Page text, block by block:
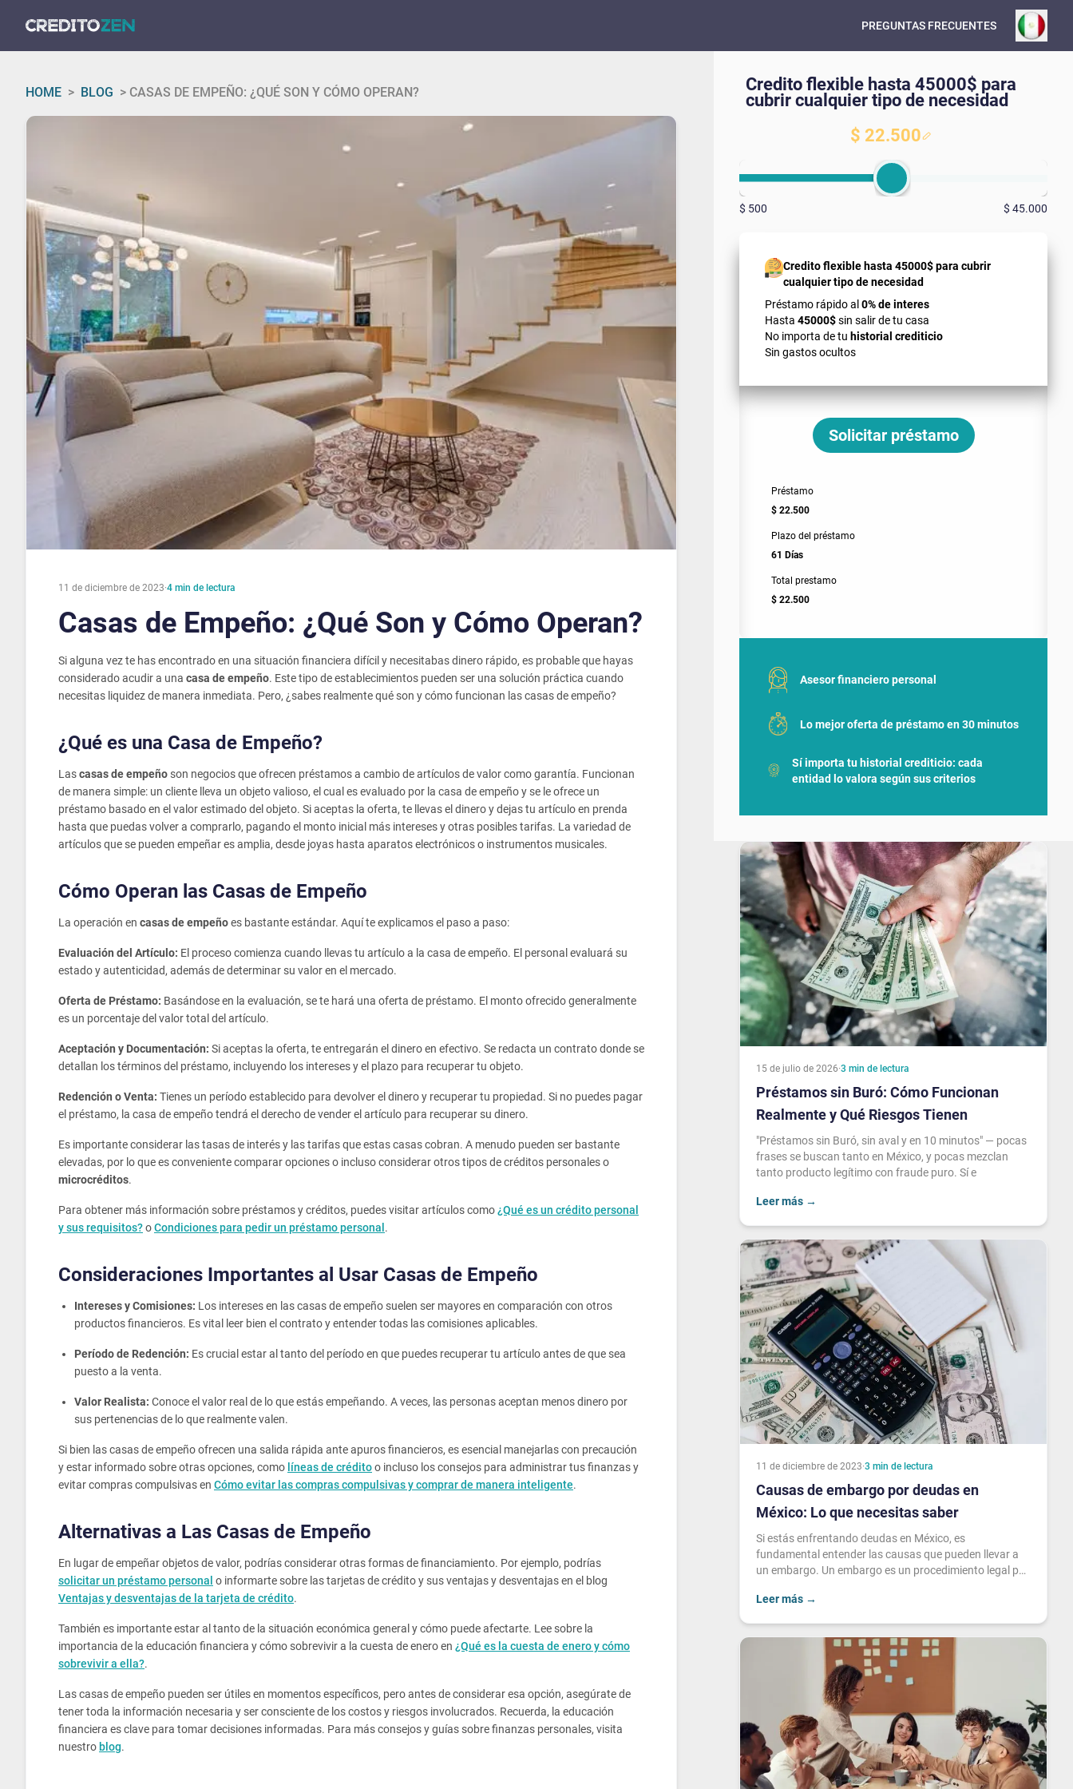
PREGUNTAS FRECUENTES
HOME > BLOG > CASAS DE EMPEÑO: ¿QUÉ SON Y CÓMO OPERAN?
11 de diciembre de 2023·4 min de lectura
Casas de Empeño: ¿Qué Son y Cómo Operan?
Si alguna vez te has encontrado en una situación financiera difícil y necesitabas dinero rápido, es probable que hayas
considerado acudir a una casa de empeño. Este tipo de establecimientos pueden ser una solución práctica cuando
necesitas liquidez de manera inmediata. Pero, ¿sabes realmente qué son y cómo funcionan las casas de empeño?
¿Qué es una Casa de Empeño?
Lascasas de empeño son negocios que ofrecen préstamos a cambio de artículos de valor como garantía. Funcionan
de manera simple: un cliente lleva un objeto valioso, el cual es evaluado por la casa de empeño y se le ofrece un
préstamo basado en el valor estimado del objeto. Si aceptas la oferta, te llevas el dinero y dejas tu artículo en prenda
hasta que puedas volver a comprarlo, pagando el monto inicial más intereses y otras posibles tarifas. La variedad de
artículos que se pueden empeñar es amplia, desde joyas hasta aparatos electrónicos o instrumentos musicales.
Cómo Operan las Casas de Empeño
La operación en casas de empeñoes bastante estándar. Aquí te explicamos el paso a paso:
Evaluación del Artículo: El proceso comienza cuando llevas tu artículo a la casa de empeño. El personal evaluará su
estado y autenticidad, además de determinar su valor en el mercado.
Oferta de Préstamo: Basándose en la evaluación, se te hará una oferta de préstamo. El monto ofrecido generalmente
es un porcentaje del valor total del artículo.
Aceptación y Documentación: Si aceptas la oferta, te entregarán el dinero en efectivo. Se redacta un contrato donde se
detallan los términos del préstamo, incluyendo los intereses y el plazo para recuperar tu objeto.
Redención o Venta: Tienes un período establecido para devolver el dinero y recuperar tu propiedad. Si no puedes pagar
el préstamo, la casa de empeño tendrá el derecho de vender el artículo para recuperar su dinero.
Es importante considerar las tasas de interés y las tarifas que estas casas cobran. A menudo pueden ser bastante
elevadas, por lo que es conveniente comparar opciones o incluso considerar otros tipos de créditos personales o
microcréditos.
Para obtener más información sobre préstamos y créditos, puedes visitar artículos como¿Qué es un crédito personal
y sus requisitos?oCondiciones para pedir un préstamo personal .
Consideraciones Importantes al Usar Casas de Empeño
Intereses y Comisiones: Los intereses en las casas de empeño suelen ser mayores en comparación con otros
productos financieros. Es vital leer bien el contrato y entender todas las comisiones aplicables.
Período de Redención: Es crucial estar al tanto del período en que puedes recuperar tu artículo antes de que sea
puesto a la venta.
Valor Realista: Conoce el valor real de lo que estás empeñando. A veces, las personas aceptan menos dinero por
sus pertenencias de lo que realmente valen.
Si bien las casas de empeño ofrecen una salida rápida ante apuros financieros, es esencial manejarlas con precaución
y estar informado sobre otras opciones, como líneas de créditoo incluso los consejos para administrar tus finanzas y
evitar compras compulsivas en Cómo evitar las compras compulsivas y comprar de manera inteligente.
Alternativas a Las Casas de Empeño
En lugar de empeñar objetos de valor, podrías considerar otras formas de financiamiento. Por ejemplo, podrías
solicitar un préstamo personal o informarte sobre las tarjetas de crédito y sus ventajas y desventajas en el blog
Ventajas y desventajas de la tarjeta de crédito.
También es importante estar al tanto de la situación económica general y cómo puede afectarte. Lee sobre la
importancia de la educación financiera y cómo sobrevivir a la cuesta de enero en ¿Qué es la cuesta de enero y cómo
sobrevivir a ella?.
Las casas de empeño pueden ser útiles en momentos específicos, pero antes de considerar esa opción, asegúrate de
tener toda la información necesaria y ser consciente de los costos y riesgos involucrados. Recuerda, la educación
financiera es clave para tomar decisiones informadas. Para más consejos y guías sobre finanzas personales, visita
nuestro blog.
Credito flexible hasta 45000$ para
cubrir cualquier tipo de necesidad
$ 22.500
$ 500 $ 45.000
Credito flexible hasta 45000$ para cubrir
cualquier tipo de necesidad
Préstamo rápido al0% de interes
Hasta 45000$sin salir de tu casa
No importa de tu historial crediticio
Sin gastos ocultos
Solicitar préstamo
Préstamo
$ 22.500
Plazo del préstamo
61 Días
Total prestamo
$ 22.500
Asesor financiero personal
Lo mejor oferta de préstamo en 30 minutos
Sí importa tu historial crediticio: cada
entidad lo valora según sus criterios
15 de julio de 2026·3 min de lectura
Préstamos sin Buró: Cómo Funcionan
Realmente y Qué Riesgos Tienen
"Préstamos sin Buró, sin aval y en 10 minutos" — pocas
frases se buscan tanto en México, y pocas mezclan
tanto producto legítimo con fraude puro. Sí e
Leer más →
11 de diciembre de 2023·3 min de lectura
Causas de embargo por deudas en
México: Lo que necesitas saber
Si estás enfrentando deudas en México, es
fundamental entender las causas que pueden llevar a
un embargo. Un embargo es un procedimiento legal por
Leer más →